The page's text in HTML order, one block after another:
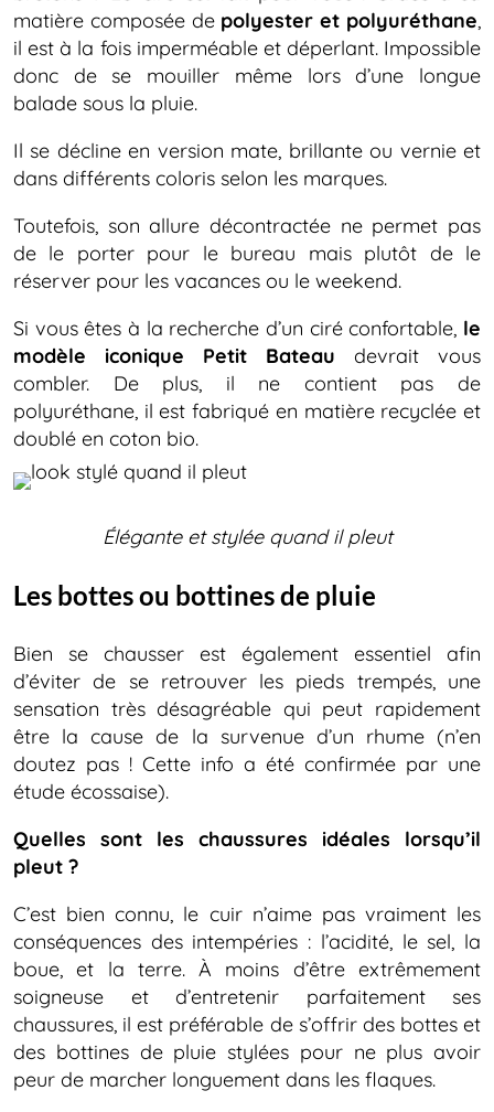
matière composée de polyester et polyuréthane
il est à la fois imperméable et déperlant. Impossible
donc de se mouiller même lors d’une longue
balade sous la pluie.
Il se décline en version mate, brillante ou vernie et
dans différents coloris selon les marques.
Toutefois, son allure décontractée ne permet pas
de le porter pour le bureau mais plutôt de le
réserver pour les vacances ou le weekend.
Si vous êtes à la recherche d’un ciré confortable, le
modèle iconique Petit Bateau devrait vous
combler. De plus, il ne contient pas de
polyuréthane, il est fabriqué en matière recyclée et
doublé en coton bio.
Élégante et stylée quand il pleut
Les bottes ou bottines de pluie
Bien se chausser est également essentiel afin
d’éviter de se retrouver les pieds trempés, une
sensation très désagréable qui peut rapidement
être la cause de la survenue d’un rhume (n’en
doutez pas ! Cette info a été confirmée par une
étude écossaise).
Quelles sont les chaussures idéales lorsqu’il
pleut ?
C’est bien connu, le cuir n’aime pas vraiment les
conséquences des intempéries : l’acidité, le sel, la
boue, et la terre. À moins d’être extrêmement
soigneuse et d’entretenir parfaitement ses
chaussures, il est préférable de s’offrir des bottes et
des bottines de pluie stylées pour ne plus avoir
peur de marcher longuement dans les flaques.